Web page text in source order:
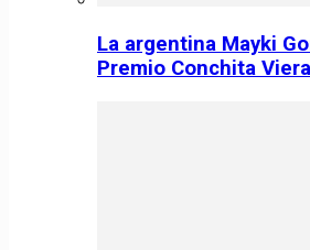
La argentina Mayki
Premio Conchita Viera